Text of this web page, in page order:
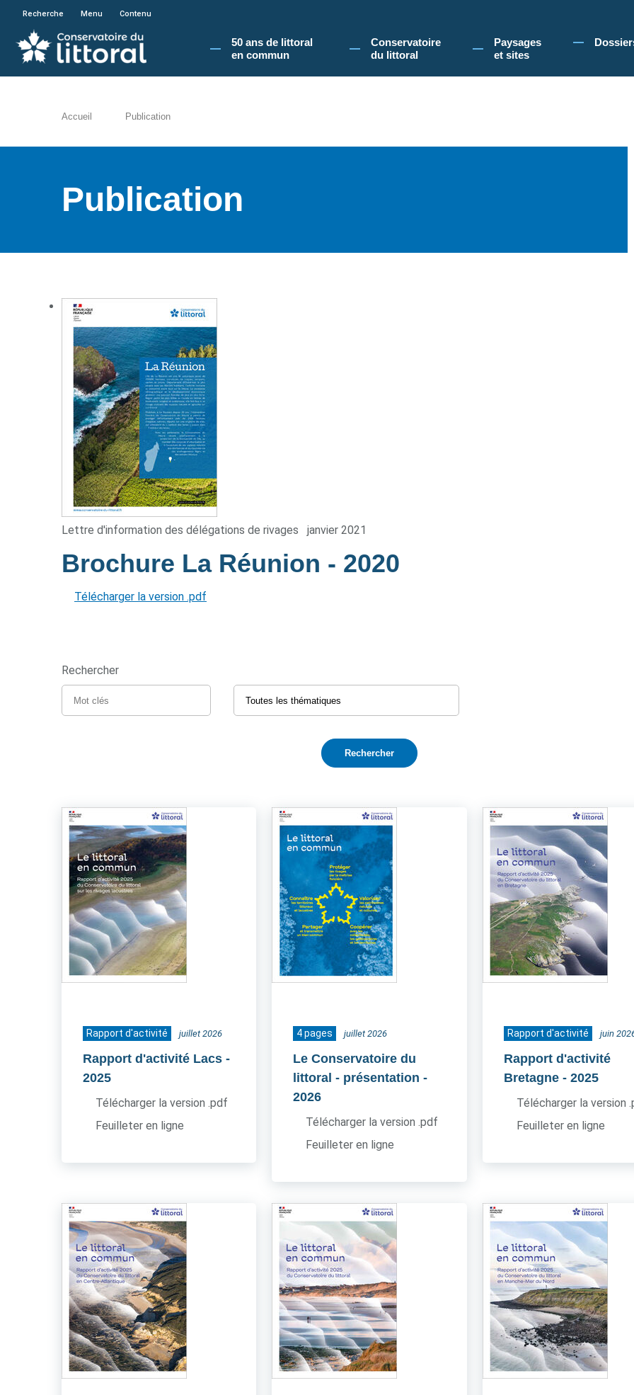
En poursuivant votre navigation sur le site du Conservatoire du littoral, vous acceptez l'utilisation de cookies pour vous
Recherche Menu Contenu
50 ans de littoral
en commun​
Conservatoire
du littoral
Paysages
et sites
Accueil Publication
Publication
Lettre d'information des délégations de rivages janvier 2021
Brochure La Réunion - 2020
Télécharger la version .pdf
Rechercher
Rapport d'activité juillet 2026
Rapport d'activité Lacs -
2025
Télécharger la version .pdf
Feuilleter en ligne
4 pages juillet 2026
Le Conservatoire du
littoral - présentation -
2026
Télécharger la version .pdf
Feuilleter en ligne
Rapport d'activité juin
Rapport d'activité
Bretagne - 2025
Télécharger la version
Feuilleter en ligne